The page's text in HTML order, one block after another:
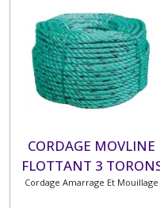
CORDAGE MOVLINE
FLOTTANT 3
30 mètres
Cordage Amarrage Et Mouillage